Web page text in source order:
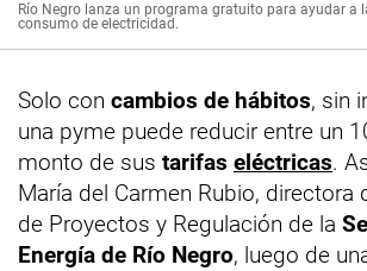
Río Negro lanza un programa gratuito para ayudar a
consumo de electricidad.
Solo con cambios de hábitos, sin
una pyme puede reducir entre un
monto de sus tarifas eléctricas.
María del Carmen Rubio, directora
de Proyectos y Regulación de la
Energía de Río Negro, luego de